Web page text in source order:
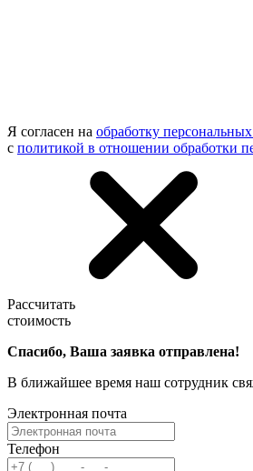
Я согласен на обработку
с политикой в отношении обработки
Рассчитать
стоимость
Спасибо, Ваша заявка отправлена!
В ближайшее время наш сотрудник
Электронная почта
Телефон